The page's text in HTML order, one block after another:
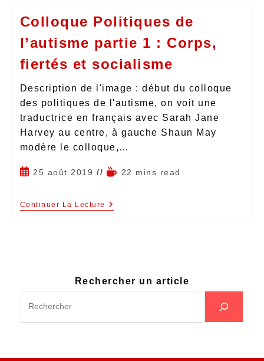
Colloque Politiques de
l’autisme partie 1 : Corps,
fiertés et socialisme
Description de l'image : début du colloque
des politiques de l'autisme, on voit une
traductrice en français avec Sarah Jane
Harvey au centre, à gauche Shaun May
modère le colloque,…
25 août 2019 22 mins read
Continuer La Lecture
Rechercher un article